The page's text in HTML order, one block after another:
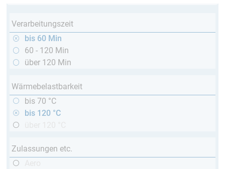
Verarbeitungszeit
bis 60 Min
60 - 120 Min
über 120 Min
Wärmebelastbarkeit
bis 70 °C
bis 120 °C
Zulassungen etc.